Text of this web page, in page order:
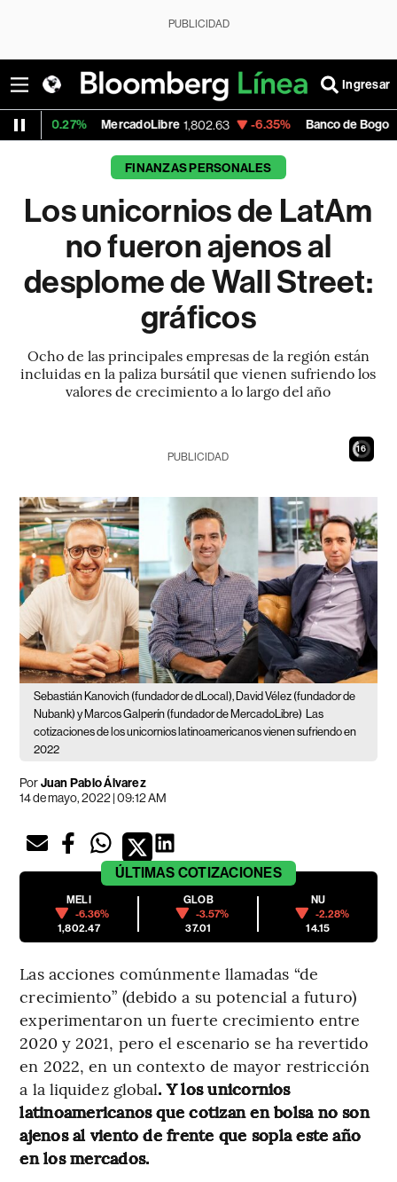
PUBLICIDAD
Ingresar
MercadoLibre 1,802.63 -6.35% Banco de Bogota 38,580.00
FINANZAS PERSONALES
Los unicornios de LatAm
no fueron ajenos al
desplome de Wall Street:
gráficos
Ocho de las principales empresas de la región están
incluidas en la paliza bursátil que vienen sufriendo los
valores de crecimiento a lo largo del año
15
PUBLICIDAD
Sebastián Kanovich (fundador de dLocal), David Vélez (fundador de
Nubank) y Marcos Galperín (fundador de MercadoLibre) Las
cotizaciones de los unicornios latinoamericanos vienen sufriendo en
2022
PorJuan Pablo Álvarez
14 de mayo, 2022 | 09:12 AM
ÚLTIMAS COTIZACIONES
MELI
-6.36%
1,802.47
GLOB
-3.57%
37.01
NU
-2.28%
14.15
Las acciones comúnmente llamadas “de
crecimiento” (debido a su potencial a futuro)
experimentaron un fuerte crecimiento entre
2020 y 2021, pero el escenario se ha revertido
en 2022, en un contexto de mayor restricción
a la liquidez global. Y los unicornios
latinoamericanos que cotizan en bolsa no son
ajenos al viento de frente que sopla este año
en los mercados.